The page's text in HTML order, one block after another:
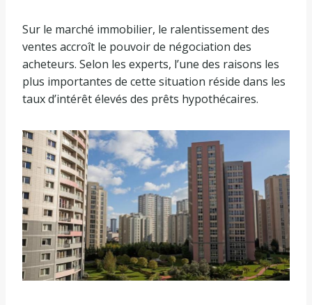
Sur le marché immobilier, le ralentissement des
ventes accroît le pouvoir de négociation des
acheteurs. Selon les experts, l’une des raisons les
plus importantes de cette situation réside dans les
taux d’intérêt élevés des prêts hypothécaires.